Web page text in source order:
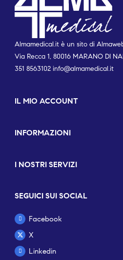
Almamedical.it è un sito di Almaweb
Via Recca 1, 80016 MARANO DI
351 8563102 info@almamedical.it
IL MIO ACCOUNT
INFORMAZIONI
I NOSTRI SERVIZI
SEGUICI SUI SOCIAL
Facebook
X
Linkedin